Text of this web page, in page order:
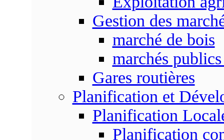
Gestion des
marché de bois
marchés
Gares routières
Planification et
Planification
Planification